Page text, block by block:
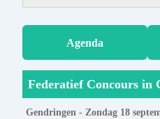
Agenda
Federatief Concours in
Gendringen - Zondag 18